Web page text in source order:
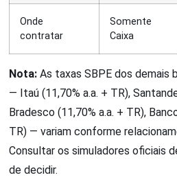
Onde
contratar
Somente
Caixa
Nota: As taxas SBPE dos demais
— Itaú (11,70% a.a. + TR),
Bradesco (11,70% a.a. + TR),
TR) — variam conforme
Consultar os simuladores oficiais
de decidir.